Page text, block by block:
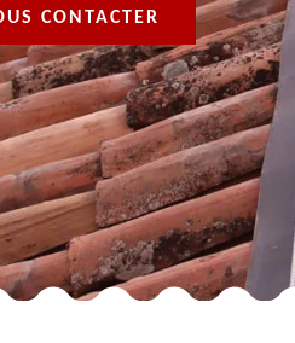
CONTACTER